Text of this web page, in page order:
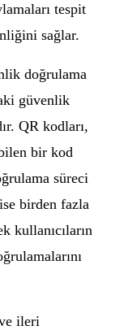
tespit
sağlar.
doğrulama
güvenlik
QR kodları,
bir kod
süreci
birden fazla
kullanıcıların
ileri